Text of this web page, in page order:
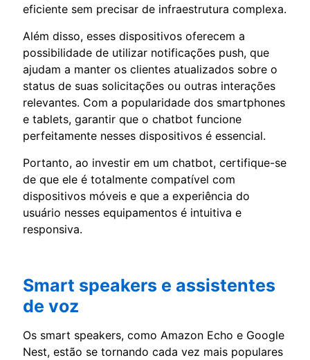
eficiente sem precisar de infraestrutura complexa.
Além disso, esses dispositivos oferecem a
possibilidade de utilizar notificações push, que
ajudam a manter os clientes atualizados sobre o
status de suas solicitações ou outras interações
relevantes. Com a popularidade dos smartphones
e tablets, garantir que o chatbot funcione
perfeitamente nesses dispositivos é essencial.
Portanto, ao investir em um chatbot, certifique-se
de que ele é totalmente compatível com
dispositivos móveis e que a experiência do
usuário nesses equipamentos é intuitiva e
responsiva.
Smart speakers e assistentes
de voz
Os smart speakers, como Amazon Echo e Google
Nest, estão se tornando cada vez mais populares